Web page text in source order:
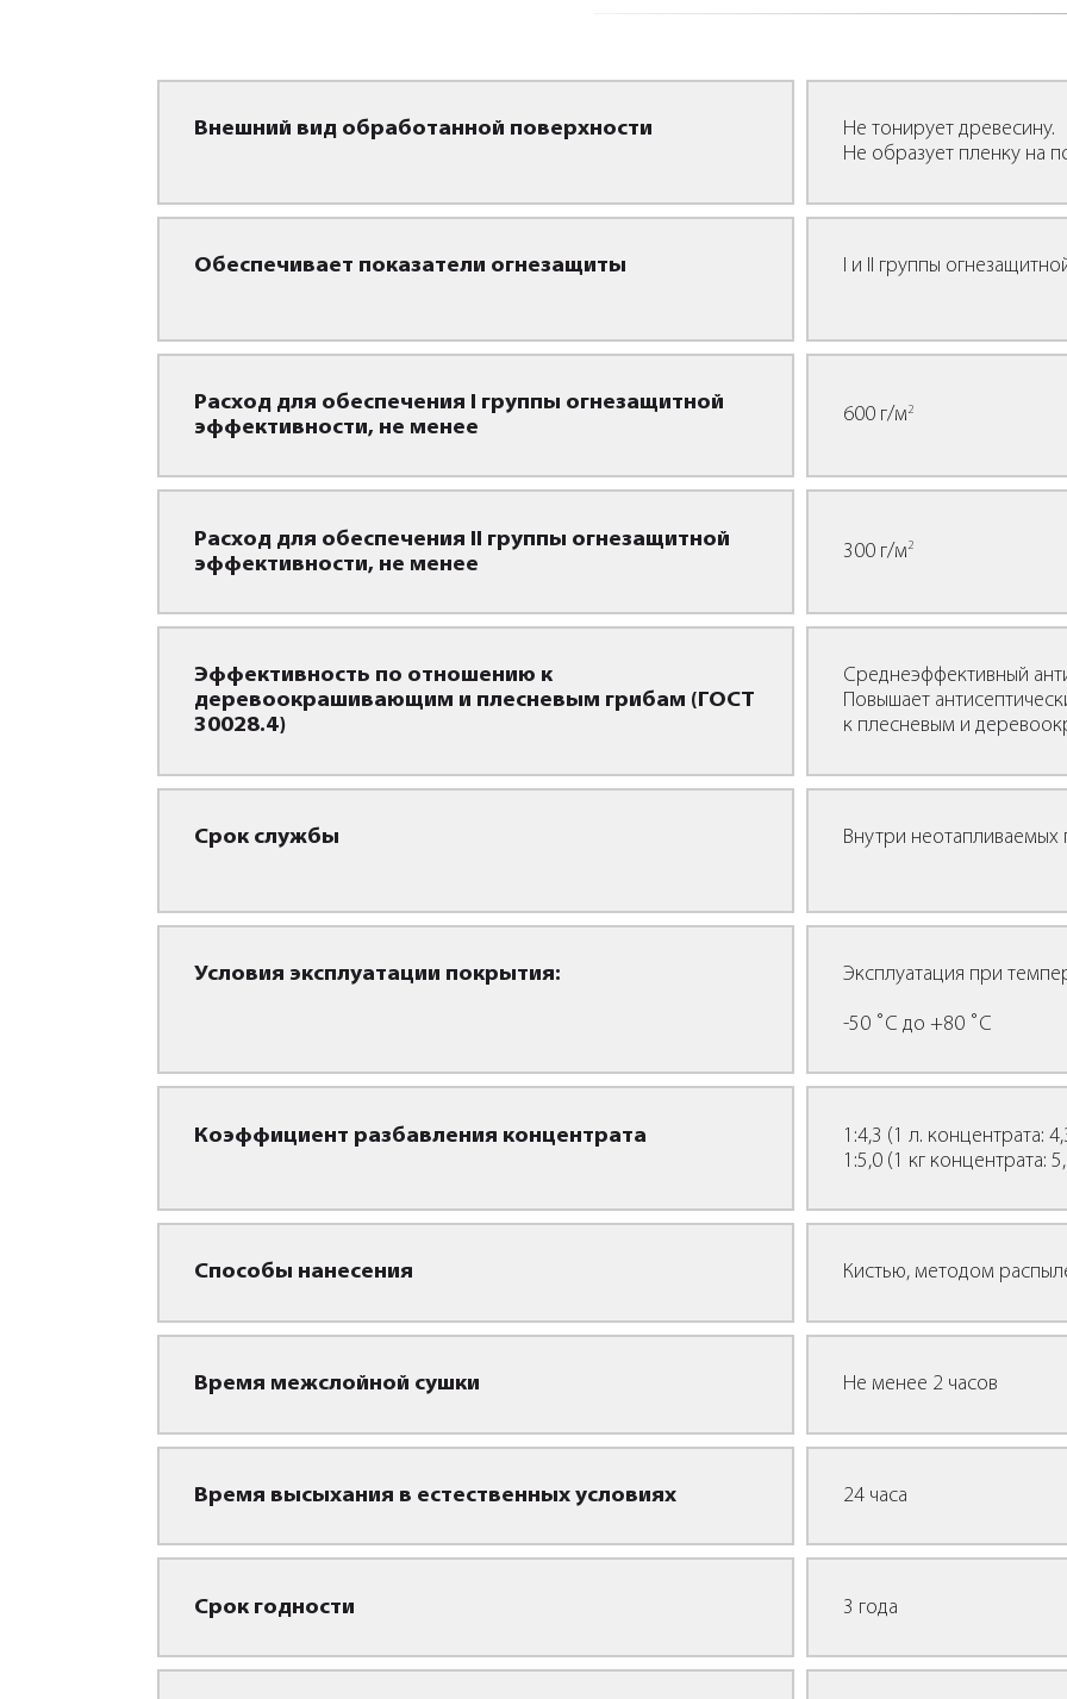
Внешний вид обработанной поверхности
Не тонирует древесину.
Не образует пленку на
Обеспечивает показатели огнезащиты I и II группы
Расход для обеспечения I группы огнезащитной
эффективности, не менее
600 г/м2
Расход для обеспечения II группы огнезащитной
эффективности, не менее
300 г/м2
Эффективность по отношению к
деревоокрашивающим и плесневым грибам (ГОСТ
30028.4)
Среднеэффективный
Повышает
к плесневым и
Срок службы Внутри
Условия эксплуатации покрытия: Эксплуатация при
-50 ˚С до +80 ˚С
Коэффициент разбавления концентрата
1:4,3 (1 л. концентрата:
1:5,0 (1 кг концентрата:
Способы нанесения Кистью, методом
Время межслойной сушки Не менее 2 часов
Время высыхания в естественных условиях 24 часа
Срок годности 3 года